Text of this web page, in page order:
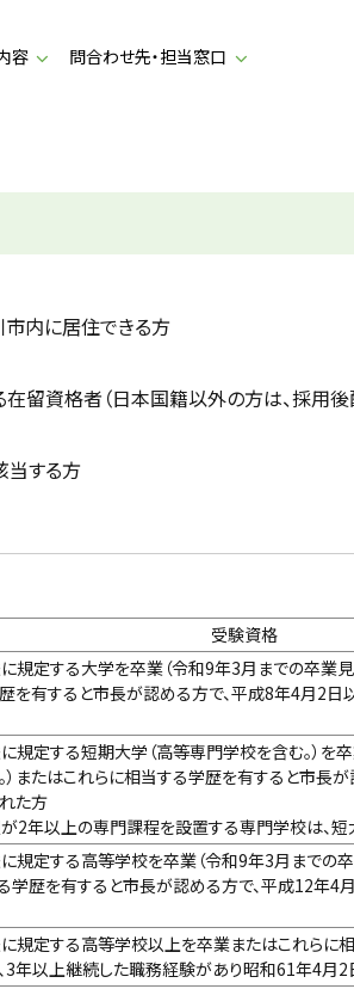
容 問合わせ先・担当窓口
内に居住できる方
留資格者（日本国籍以外の方は、採用
当する方
受験資格
規定する大学を卒業（令和9年3月までの卒業見
を有すると市長が認める方で、平成8年4月2日
規定する短期大学（高等専門学校を含む。）を
）またはこれらに相当する学歴を有すると市長
た方
2年以上の専門課程を設置する専門学校は、短
規定する高等学校を卒業（令和9年3月までの卒
学歴を有すると市長が認める方で、平成12年4
規定する高等学校以上を卒業またはこれらに
3年以上継続した職務経験があり昭和61年4月